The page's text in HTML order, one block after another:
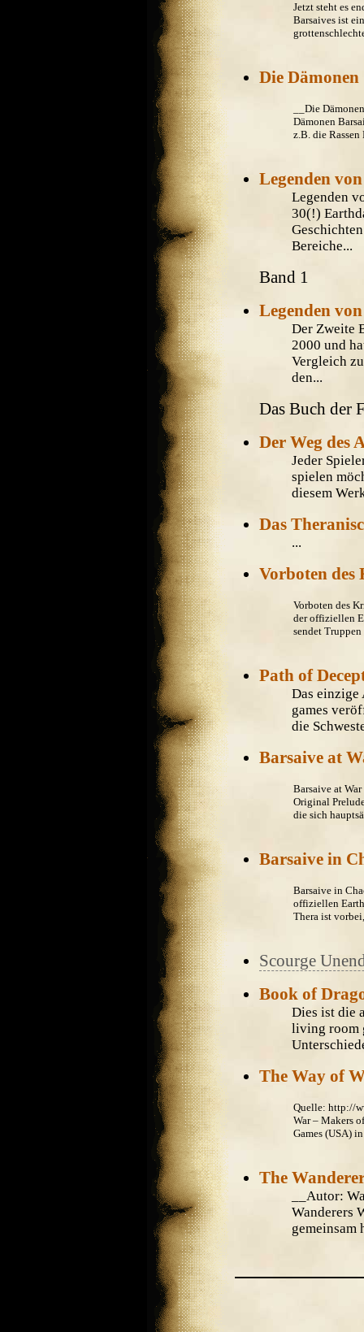
Jetzt steht es
Barsaives ist
Die Dämonen
__Die
Dämonen
z.B. die Rassen
Legenden
Legenden
30(!)
Bereiche...
Band 1
Legenden
Der Zweite
2000 und
Vergleich
den...
Das Buch der
Der Weg des
Jeder
spielen
diesem
Das
...
Vorboten des
Vorboten des
der offiziellen
sendet
Path of
Das
games
die
Barsaive at
Barsaive at
Original
die sich
Barsaive in
Barsaive in
offiziellen
Thera ist
Scourge
Book of
Dies ist die
living room
The Way of
Quelle: http://
War – Makers
Games (USA)
The
__Autor:
Wanderers
gemeinsam